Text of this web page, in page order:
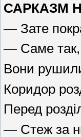
САРКАЗМ
— Зате
— Саме так,
Вони
Коридор
Перед
— Стеж за